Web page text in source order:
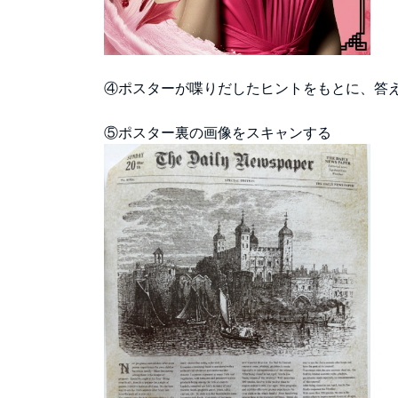
④ポスターが喋りだしたヒントをもとに、答
⑤ポスター裏の画像をスキャンする